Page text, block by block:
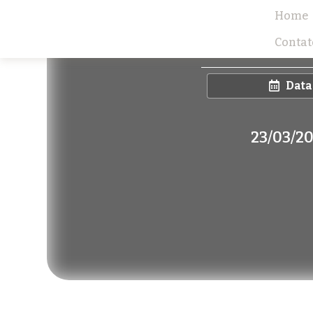
Home
Leilão
Data
23/03/